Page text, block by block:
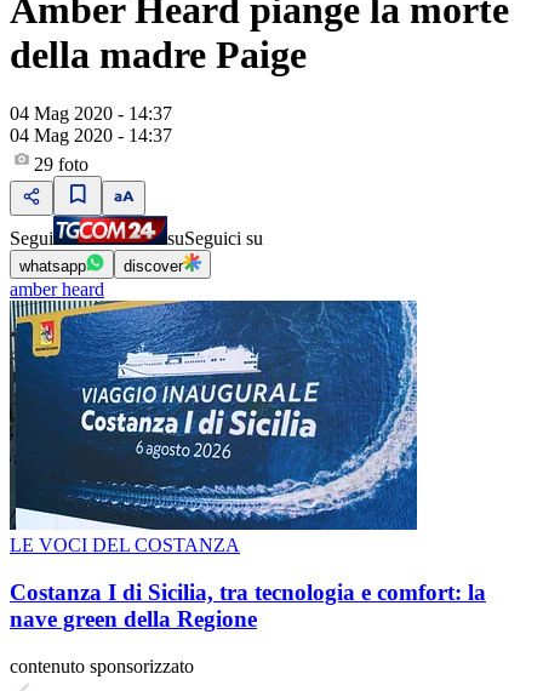
Amber Heard piange la morte
della madre Paige
04 Mag 2020 - 14:37
04 Mag 2020 - 14:37
29 foto
Segui suSeguici su
whatsapp discover
amber heard
LE VOCI DEL COSTANZA
Costanza I di Sicilia, tra tecnologia e comfort: la
nave green della Regione
contenuto sponsorizzato